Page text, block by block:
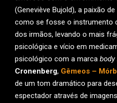
(Geneviève Bujold), a paixão
como se fosse o instrumento
dos irmãos, levando o mais
psicológica e vício em
psicológico com a marca body
Cronenberg, Gêmeos –
de um tom dramático para
espectador através de